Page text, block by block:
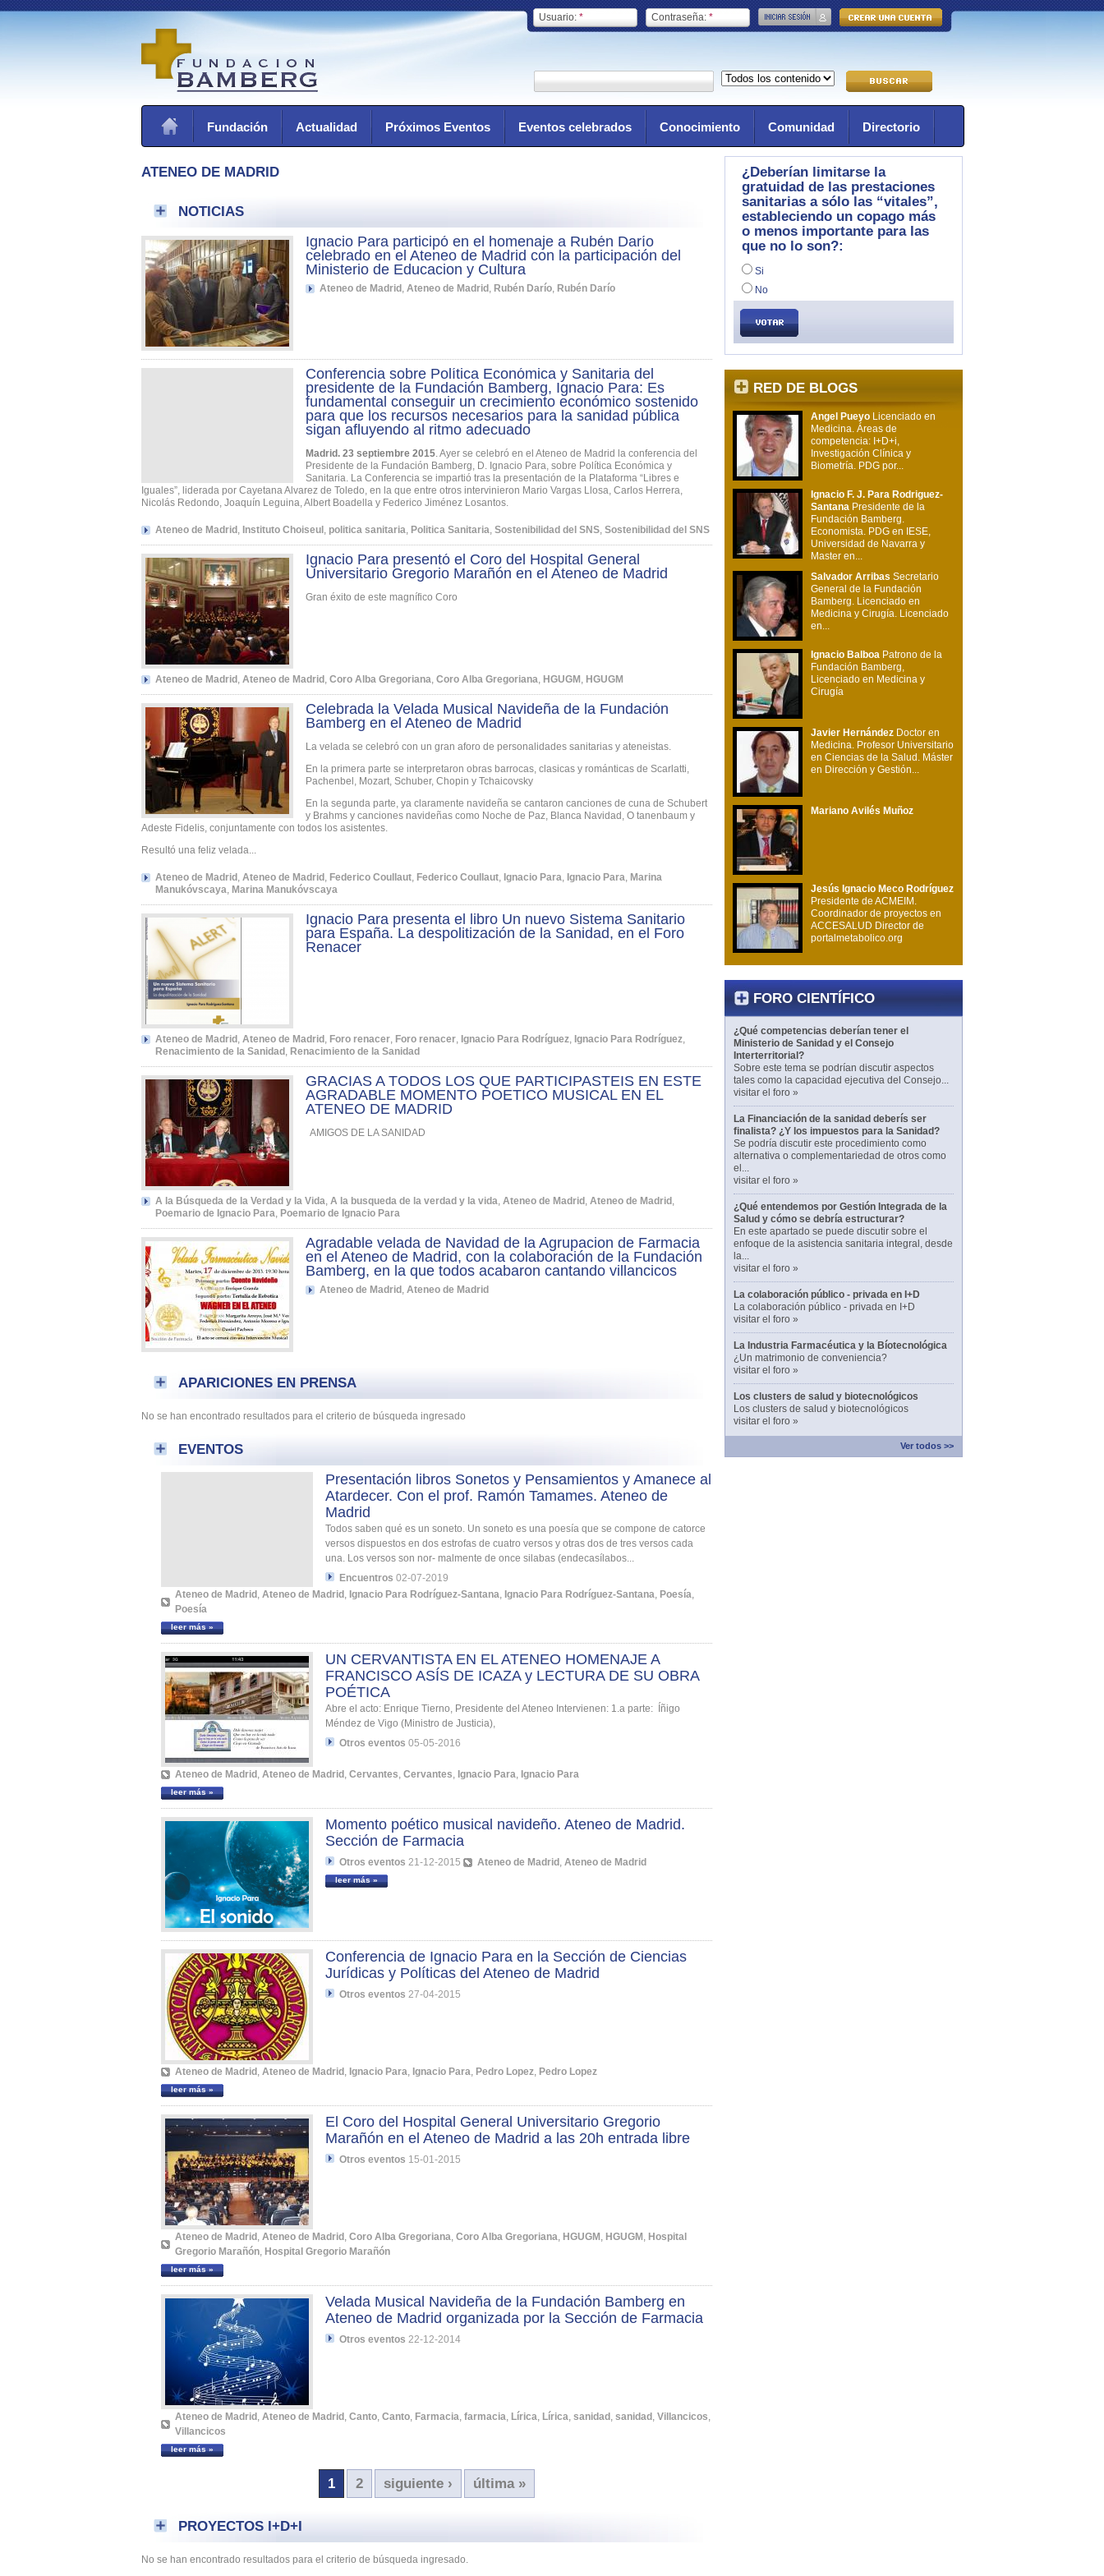
Usuario: * Contraseña: *
Fundación Actualidad Próximos Eventos Eventos celebrados Conocimiento Comunidad Directorio
¿Deberían limitarse la
gratuidad de las prestaciones
sanitarias a sólo las “vitales”,
estableciendo un copago más
o menos importante para las
que no lo son?:
Si
No
RED DE BLOGS
Angel Pueyo Licenciado en
Medicina. Áreas de
competencia: I+D+i,
Investigación Clínica y
Biometría. PDG por...
Ignacio F. J. Para Rodriguez-
Santana Presidente de la
Fundación Bamberg.
Economista. PDG en IESE,
Universidad de Navarra y
Master en...
Salvador Arribas Secretario
General de la Fundación
Bamberg. Licenciado en
Medicina y Cirugía. Licenciado
en...
Ignacio Balboa Patrono de la
Fundación Bamberg,
Licenciado en Medicina y
Cirugía
Javier Hernández Doctor en
Medicina. Profesor Universitario
en Ciencias de la Salud. Máster
en Dirección y Gestión...
Mariano Avilés Muñoz
Jesús Ignacio Meco Rodríguez
Presidente de ACMEIM.
Coordinador de proyectos en
ACCESALUD Director de
portalmetabolico.org
FORO CIENTÍFICO
¿Qué competencias deberían tener el
Ministerio de Sanidad y el Consejo
Interterritorial?
Sobre este tema se podrían discutir aspectos
tales como la capacidad ejecutiva del Consejo...
visitar el foro »
La Financiación de la sanidad deberís ser
finalista? ¿Y los impuestos para la Sanidad?
Se podría discutir este procedimiento como
alternativa o complementariedad de otros como
el...
visitar el foro »
¿Qué entendemos por Gestión Integrada de la
Salud y cómo se debría estructurar?
En este apartado se puede discutir sobre el
enfoque de la asistencia sanitaria integral, desde
la...
visitar el foro »
La colaboración público - privada en I+D
La colaboración público - privada en I+D
visitar el foro »
La Industria Farmacéutica y la Bíotecnológica
¿Un matrimonio de conveniencia?
visitar el foro »
Los clusters de salud y biotecnológicos
Los clusters de salud y biotecnológicos
visitar el foro »
Ver todos >>
ATENEO DE MADRID
NOTICIAS
Ignacio Para participó en el homenaje a Rubén Darío
celebrado en el Ateneo de Madrid con la participación del
Ministerio de Educacion y Cultura
Ateneo de Madrid Ateneo de Madrid Rubén Darío Rubén Darío
Conferencia sobre Política Económica y Sanitaria del
presidente de la Fundación Bamberg, Ignacio Para: Es
fundamental conseguir un crecimiento económico sostenido
para que los recursos necesarios para la sanidad pública
sigan afluyendo al ritmo adecuado
Madrid. 23 septiembre 2015 . Ayer se celebró en el Ateneo de Madrid la conferencia del
Presidente de la Fundación Bamberg, D. Ignacio Para, sobre Política Económica y
Sanitaria. La Conferencia se impartió tras la presentación de la Plataforma “Libres e
Iguales”, liderada por Cayetana Alvarez de Toledo, en la que entre otros intervinieron Mario Vargas Llosa, Carlos Herrera,
Nicolás Redondo, Joaquín Leguina, Albert Boadella y Federico Jiménez Losantos.
Ateneo de Madrid Instituto Choiseul politica sanitaria Politica Sanitaria Sostenibilidad del SNS Sostenibilidad del SNS
Ignacio Para presentó el Coro del Hospital General
Universitario Gregorio Marañón en el Ateneo de Madrid
Gran éxito de este magnífico Coro
Ateneo de Madrid Ateneo de Madrid Coro Alba Gregoriana Coro Alba Gregoriana HGUGM HGUGM
Celebrada la Velada Musical Navideña de la Fundación
Bamberg en el Ateneo de Madrid
La velada se celebró con un gran aforo de personalidades sanitarias y ateneistas.
En la primera parte se interpretaron obras barrocas, clasicas y románticas de Scarlatti,
Pachenbel, Mozart, Schuber, Chopin y Tchaicovsky
En la segunda parte, ya claramente navideña se cantaron canciones de cuna de Schubert
y Brahms y canciones navideñas como Noche de Paz, Blanca Navidad, O tanenbaum y
Adeste Fidelis, conjuntamente con todos los asistentes.
Resultó una feliz velada...
Ateneo de Madrid Ateneo de Madrid Federico Coullaut Federico Coullaut Ignacio Para Ignacio Para Marina
Manukóvscaya Marina Manukóvscaya
Ignacio Para presenta el libro Un nuevo Sistema Sanitario
para España. La despolitización de la Sanidad, en el Foro
Renacer
Ateneo de Madrid Ateneo de Madrid Foro renacer Foro renacer Ignacio Para Rodríguez Ignacio Para Rodríguez
Renacimiento de la Sanidad Renacimiento de la Sanidad
GRACIAS A TODOS LOS QUE PARTICIPASTEIS EN ESTE
AGRADABLE MOMENTO POETICO MUSICAL EN EL
ATENEO DE MADRID
AMIGOS DE LA SANIDAD
A la Búsqueda de la Verdad y la Vida A la busqueda de la verdad y la vida Ateneo de Madrid Ateneo de Madrid
Poemario de Ignacio Para Poemario de Ignacio Para
Agradable velada de Navidad de la Agrupacion de Farmacia
en el Ateneo de Madrid, con la colaboración de la Fundación
Bamberg, en la que todos acabaron cantando villancicos
Ateneo de Madrid Ateneo de Madrid
APARICIONES EN PRENSA
No se han encontrado resultados para el criterio de búsqueda ingresado
EVENTOS
Presentación libros Sonetos y Pensamientos y Amanece al
Atardecer. Con el prof. Ramón Tamames. Ateneo de
Madrid
Todos saben qué es un soneto. Un soneto es una poesía que se compone de catorce
versos dispuestos en dos estrofas de cuatro versos y otras dos de tres versos cada
una. Los versos son nor- malmente de once silabas (endecasílabos...
Encuentros 02-07-2019
Ateneo de Madrid , Ateneo de Madrid , Ignacio Para Rodríguez-Santana, Ignacio Para Rodríguez-Santana, Poesía,
Poesía
leer más »
UN CERVANTISTA EN EL ATENEO HOMENAJE A
FRANCISCO ASÍS DE ICAZA y LECTURA DE SU OBRA
POÉTICA
Abre el acto: Enrique Tierno, Presidente del Ateneo Intervienen: 1.a parte: Íñigo
Méndez de Vigo (Ministro de Justicia),
Otros eventos 05-05-2016
Ateneo de Madrid , Ateneo de Madrid , Cervantes, Cervantes, Ignacio Para, Ignacio Para
leer más »
Momento poético musical navideño. Ateneo de Madrid.
Sección de Farmacia
Otros eventos 21-12-2015 Ateneo de Madrid , Ateneo de Madrid
leer más »
Conferencia de Ignacio Para en la Sección de Ciencias
Jurídicas y Políticas del Ateneo de Madrid
Otros eventos 27-04-2015
Ateneo de Madrid , Ateneo de Madrid , Ignacio Para, Ignacio Para, Pedro Lopez, Pedro Lopez
leer más »
El Coro del Hospital General Universitario Gregorio
Marañón en el Ateneo de Madrid a las 20h entrada libre
Otros eventos 15-01-2015
Ateneo de Madrid , Ateneo de Madrid , Coro Alba Gregoriana, Coro Alba Gregoriana, HGUGM , HGUGM , Hospital
Gregorio Marañón, Hospital Gregorio Marañón
leer más »
Velada Musical Navideña de la Fundación Bamberg en
Ateneo de Madrid organizada por la Sección de Farmacia
Otros eventos 22-12-2014
Ateneo de Madrid , Ateneo de Madrid , Canto, Canto, Farmacia, farmacia, Lírica, Lírica, sanidad , sanidad , Villancicos,
Villancicos
leer más »
1 2 siguiente › última »
PROYECTOS I+D+I
No se han encontrado resultados para el criterio de búsqueda ingresado.